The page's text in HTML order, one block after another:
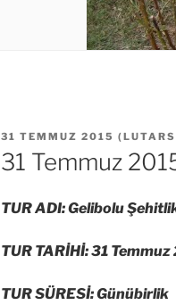
YAYIM
TARIHI
31 TEMMUZ 2015 (
31 Temmuz
TUR ADI: Gelibolu
TUR TARİHİ: 31
TUR SÜRESİ: Günübirlik